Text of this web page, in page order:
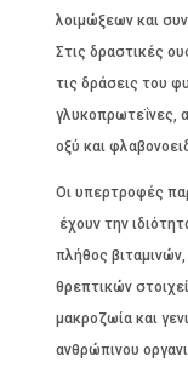
λοιμώξεων και
Στις δραστικές
τις δράσεις του
γλυκοπρωτεΐνες,
οξύ και
Οι υπερτροφές
έχουν την
πλήθος
θρεπτικών
μακροζωία και
ανθρώπινου